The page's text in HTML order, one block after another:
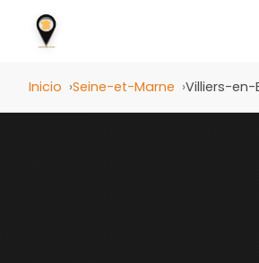
Inicio Seine-et-Marne Villiers-en-